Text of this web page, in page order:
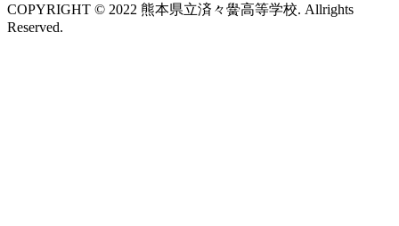
COPYRIGHT © 2022 熊本県立済々黌高等学校. Allrights
Reserved.